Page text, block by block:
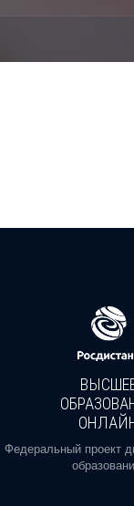
Федеральный проект